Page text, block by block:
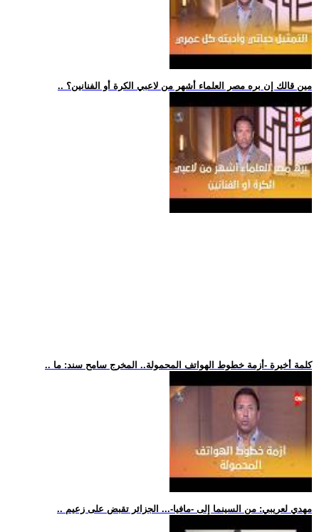
.. مين قالك إن بره مصر العلماء أشهر من لاعبي الكرة أو الفنانين؟
.. كلمة أخيرة -أزمة خطوط الهواتف المحمولة.. المخرج سامح سند: ما
.. مهدي لعريبي: من السينما إلى -مافيا-... الجزائر تقبض على زعيم